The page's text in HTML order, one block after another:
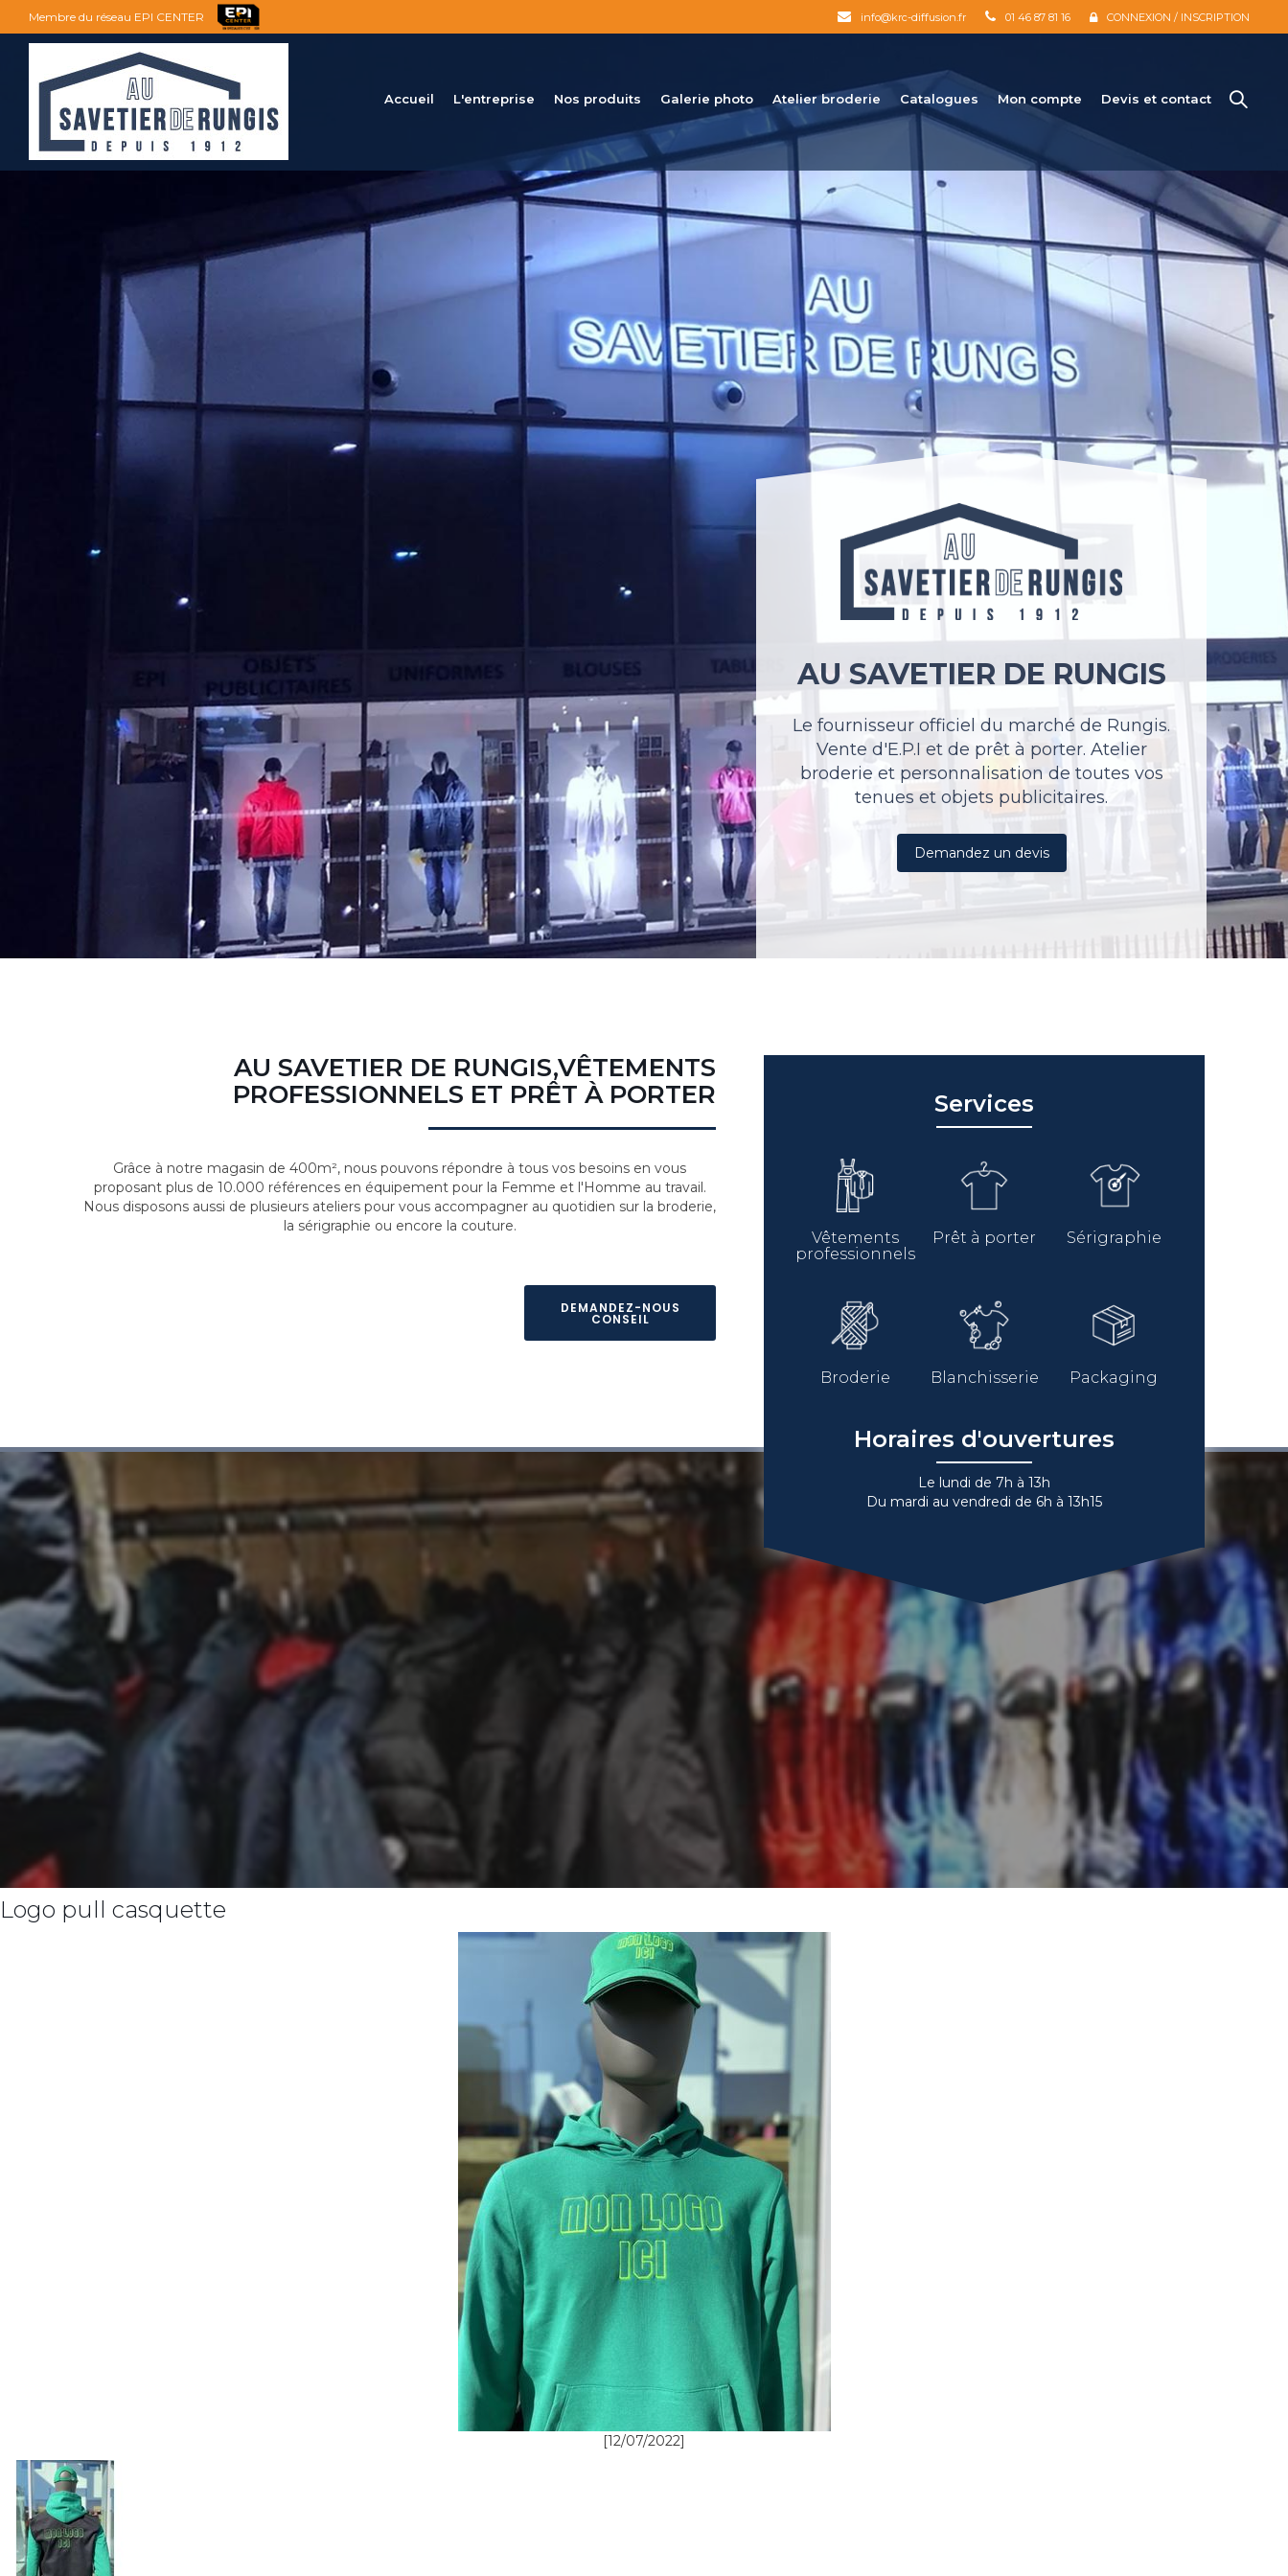
Membre du réseau EPI CENTER info@krc-diffusion.fr 01 46 87 81 16 CONNEXION / INSCRIPTION
Accueil L'entreprise Nos produits Galerie photo Atelier broderie Catalogues Mon compte Devis et contact
AU SAVETIER DE RUNGIS
Le fournisseur officiel du marché de Rungis.
Vente d'E.P.I et de prêt à porter. Atelier
broderie et personnalisation de toutes vos
tenues et objets publicitaires.
Demandez un devis
AU SAVETIER DE RUNGIS,VÊTEMENTS
PROFESSIONNELS ET PRÊT À PORTER
Grâce à notre magasin de 400m², nous pouvons répondre à tous vos besoins en vous
proposant plus de 10.000 références en équipement pour la Femme et l'Homme au travail.
Nous disposons aussi de plusieurs ateliers pour vous accompagner au quotidien sur la broderie,
la sérigraphie ou encore la couture.
DEMANDEZ-NOUS
CONSEIL
Services
Vêtements
professionnels
Prêt à porter Sérigraphie
Broderie Blanchisserie Packaging
Horaires d'ouvertures
Le lundi de 7h à 13h
Du mardi au vendredi de 6h à 13h15
Logo pull casquette
[12/07/2022]